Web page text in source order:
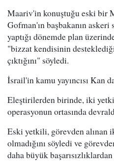
Maariv'in konuştuğu eski bir
Gofman'ın başbakanın
yaptığı dönemde plan
"bizzat kendisinin
çıktığını" söyledi.
İsrail'in kamu yayıncısı Kan
Eleştirilerden birinde, iki
operasyonun ortasında
Eski yetkili, görevden alınan
olmadığını söyledi ve
daha büyük